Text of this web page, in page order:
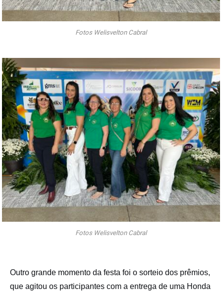
Fotos Welisvelton Cabral
Fotos Welisvelton Cabral
Outro grande momento da festa foi o sorteio dos prêmios,
que agitou os participantes com a entrega de uma Honda